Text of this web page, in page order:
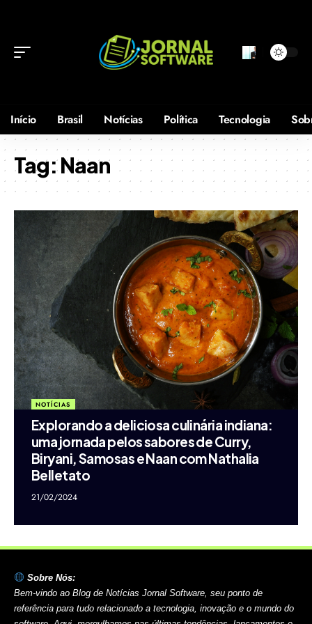
Início Brasil Notícias Política Tecnologia
Tag:Naan
NOTÍCIAS
Explorando a deliciosa culinária indiana:
uma jornada pelos sabores de Curry,
Biryani, Samosas e Naan com Nathalia
Belletato
21/02/2024
Sobre Nós:
Bem-vindo ao Blog de Notícias Jornal Software, seu ponto de
referência para tudo relacionado a tecnologia, inovação e o mundo do